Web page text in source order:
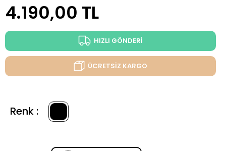
4.190,00 TL
HIZLI GÖNDERİ
ÜCRETSİZ KARGO
Renk :